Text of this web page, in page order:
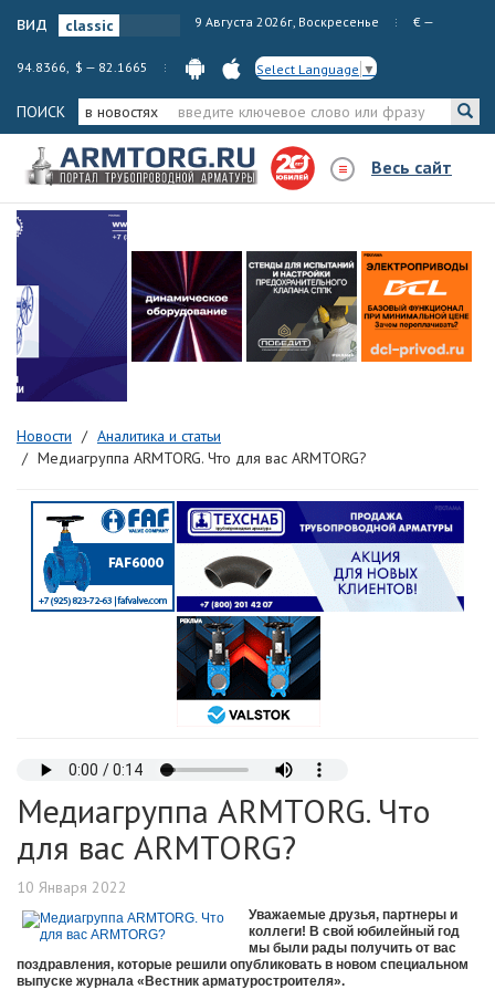
вид 9 Августа 2026г, Воскресенье € —
94.8366, $ — 82.1665 Select Language ▼
ПОИСК в новостях
Весь сайт
Новости
Аналитика и статьи
Медиагруппа ARMTORG. Что для вас ARMTORG?
Медиагруппа ARMTORG. Что
для вас ARMTORG?
10 Января 2022
Уважаемые друзья, партнеры и
коллеги! В свой юбилейный год
мы были рады получить от вас
поздравления, которые решили опубликовать в новом специальном
выпуске журнала «Вестник арматуростроителя».